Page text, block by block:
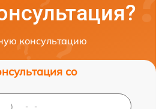
консультацию
со